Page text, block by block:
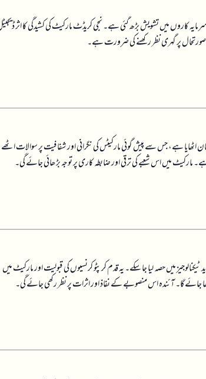
کاروں میں تشویش بڑھ گئی ہے۔ نجی کریڈٹ مارکیٹ کی کشیدگی کا اثر
صورتحال پر گہری نظر رکھنے کی ضرورت ہے۔
نے ایران پر حملے کے حوالے سے لگائی گئی شرطوں میں 550 ہزار ڈالر کا نقصان اٹھایا ہے، جس سے پیش گوئی مارکیٹس کی نگرانی اور شفافیت پر سوالات اٹھے
مارکیٹ میں اس شعبے کی ترقی اور ضابطہ کاری پر توجہ بڑھائی جائے گی۔
میں حصہ لیا جا سکے۔ یہ قدم کرپٹو کرنسیوں کی قبولیت اور مارکیٹ میں
جائے گا۔ آئندہ اس منصوبے کے نفاذ اور اثرات پر نظر رکھی جائے گی۔